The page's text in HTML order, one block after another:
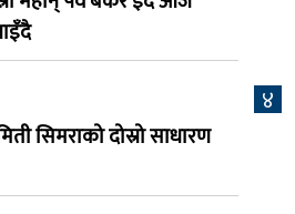
२०८३ श्रावण २, शनिबार
८
क्यालगरी नेपाली मेलाको
अस्मिताको बेजोड प्रस्तुती रहने
४
सिमराको दोस्रो साधारण